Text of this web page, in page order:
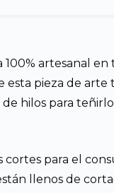
artesanal en
esta pieza de
hilos para
cortes para el
llenos de